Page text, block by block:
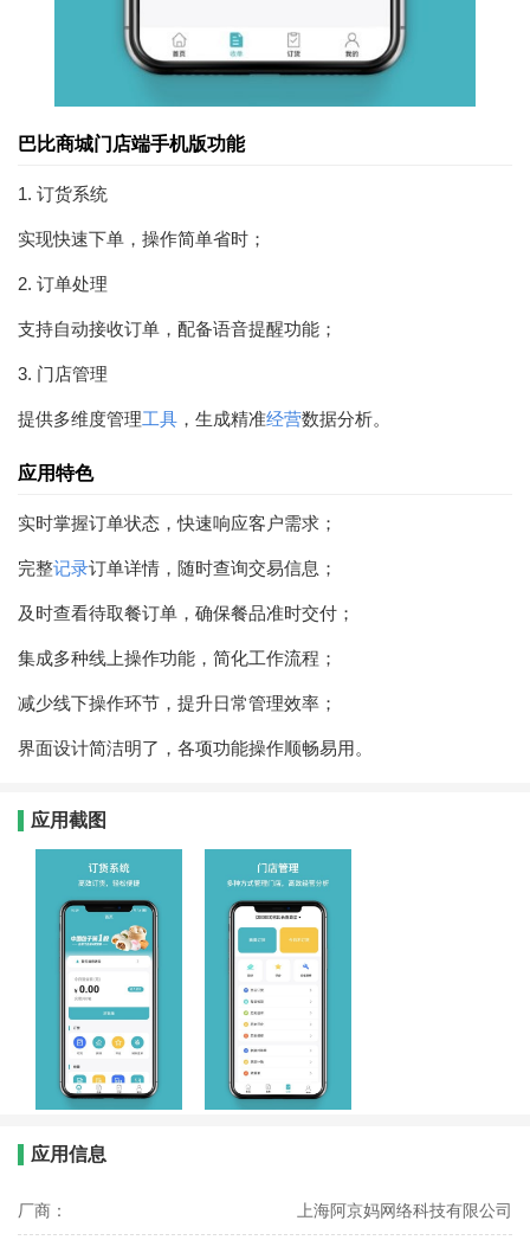
巴比商城门店端手机版功能
1. 订货系统
实现快速下单，操作简单省时；
2. 订单处理
支持自动接收订单，配备语音提醒功能；
3. 门店管理
提供多维度管理工具 ，生成精准经营数据分析。
应用特色
实时掌握订单状态，快速响应客户需求；
完整记录订单详情，随时查询交易信息；
及时查看待取餐订单，确保餐品准时交付；
集成多种线上操作功能，简化工作流程；
减少线下操作环节，提升日常管理效率；
界面设计简洁明了，各项功能操作顺畅易用。
应用截图
应用信息
厂商： 上海阿京妈网络科技有限公司